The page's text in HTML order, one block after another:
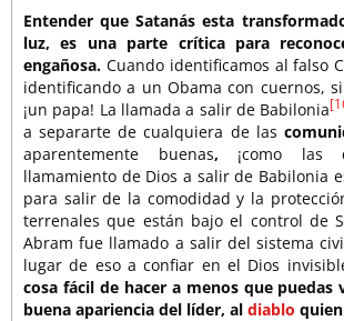
Entender que Satanás esta
luz, es una parte crítica para
engañosa. Cuando identificamos al falso
identificando a un Obama con cuernos,
¡un papa! La llamada a salir de Babilonia
a separarte de cualquiera de las
aparentemente buenas, ¡como las
llamamiento de Dios a salir de Babilonia
para salir de la comodidad y la
terrenales que están bajo el control de
Abram fue llamado a salir del sistema
lugar de eso a confiar en el Dios
cosa fácil de hacer a menos que puedas
buena apariencia del líder, al diablo